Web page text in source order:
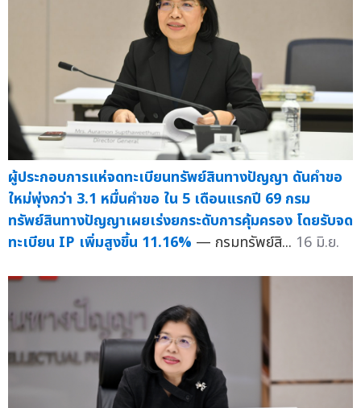
ผู้ประกอบการแห่จดทะเบียนทรัพย์สินทางปัญญา ดันคำขอ
ใหม่พุ่งกว่า 3.1 หมื่นคำขอ ใน 5 เดือนแรกปี 69 กรม
ทรัพย์สินทางปัญญาเผยเร่งยกระดับการคุ้มครอง โดยรับจด
ทะเบียน IP เพิ่มสูงขึ้น 11.16% — กรมทรัพย์สิ... 16 มิ.ย.